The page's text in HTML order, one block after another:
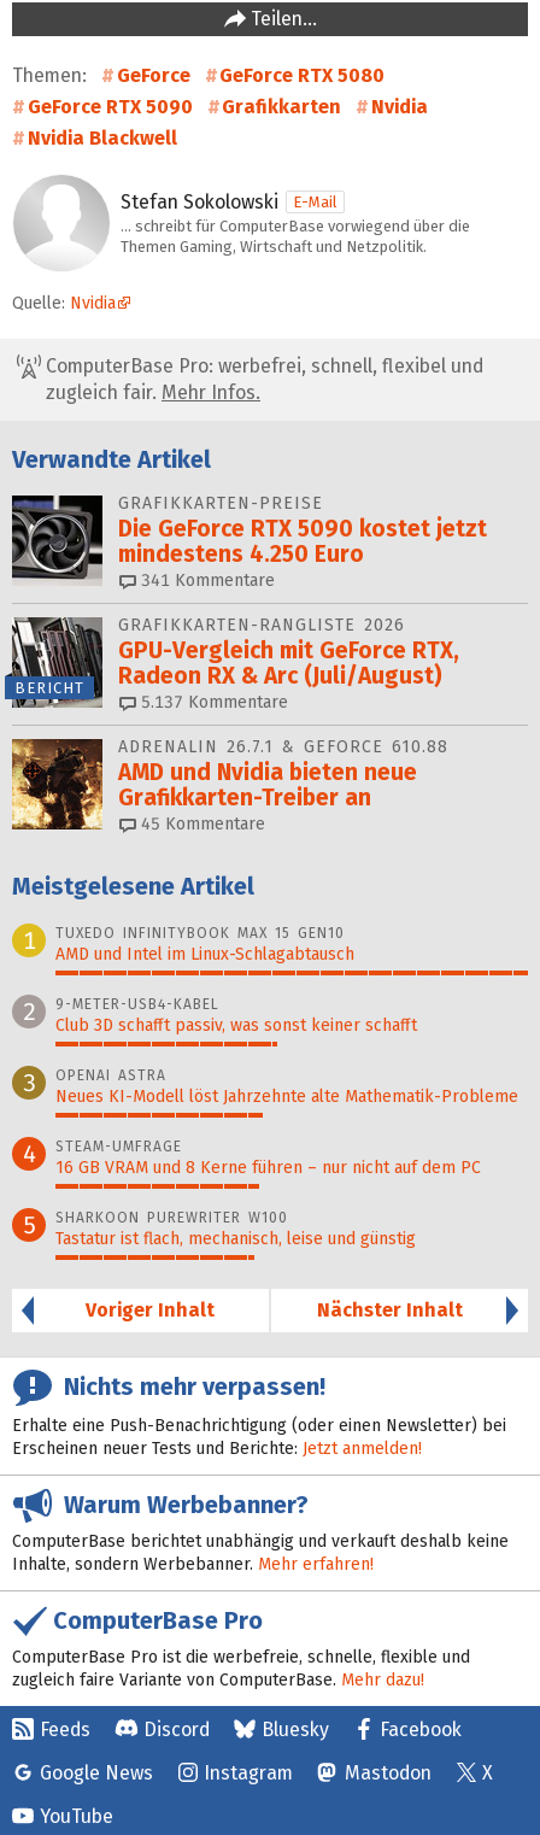
Teilen…
Themen: GeForce
GeForce RTX 5080
GeForce RTX 5090
Grafikkarten
Nvidia
Nvidia Blackwell
Stefan Sokolowski
E-Mail
… schreibt für ComputerBase vorwiegend über die
Themen Gaming, Wirtschaft und Netzpolitik.
Quelle: Nvidia
ComputerBase Pro: werbefrei, schnell, flexibel und
zugleich fair. Mehr Infos.
Verwandte Artikel
GRAFIKKARTEN-PREISE
Die GeForce RTX 5090 kostet jetzt
mindestens 4.250 Euro
341 Kommentare
BERICHT
GRAFIKKARTEN-RANGLISTE 2026
GPU-Vergleich mit GeForce RTX,
Radeon RX & Arc (Juli/August)
5.137 Kommentare
ADRENALIN 26.7.1 & GEFORCE 610.88
AMD und Nvidia bieten neue
Grafikkarten-Treiber an
45 Kommentare
Meistgelesene Artikel
1
TUXEDO INFINITYBOOK MAX 15 GEN10
AMD und Intel im Linux-Schlagabtausch
2 9-METER-USB4-KABEL
Club 3D schafft passiv, was sonst keiner schafft
3 OPENAI ASTRA
Neues KI-Modell löst Jahr­zehn­te alte Ma­thematik-Pro­ble­me
4 STEAM-UMFRAGE
16 GB VRAM und 8 Kerne führen – nur nicht auf dem PC
5 SHARKOON PUREWRITER W100
Tastatur ist flach, mechanisch, leise und günstig
Voriger Inhalt
Nächster Inhalt
Nichts mehr verpassen!
Erhalte eine Push-Benachrichtigung (oder einen Newsletter) bei
Erscheinen neuer Tests und Berichte: Jetzt anmelden!
Warum Werbebanner?
ComputerBase berichtet unabhängig und verkauft deshalb keine
Inhalte, sondern Werbebanner. Mehr erfahren!
ComputerBase Pro
ComputerBase Pro ist die werbefreie, schnelle, flexible und
zugleich faire Variante von ComputerBase. Mehr dazu!
Feeds Discord Bluesky
Facebook
Google News
Instagram Mastodon
X
YouTube